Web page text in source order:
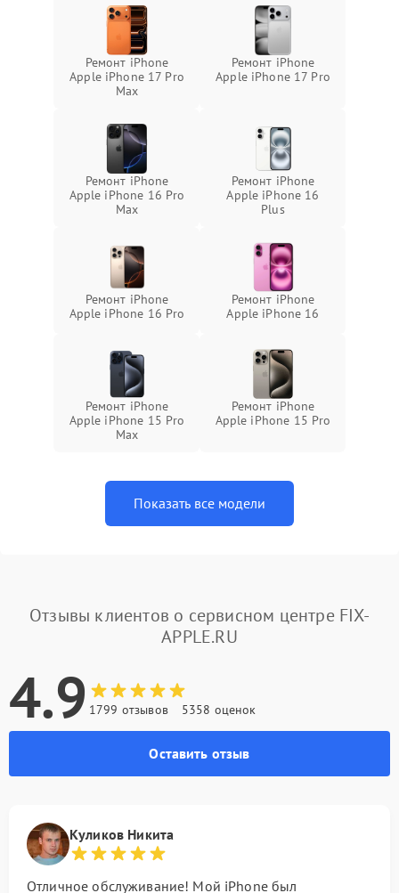
Ремонт iPhone
Apple iPhone 17 Pro
Max
Ремонт iPhone
Apple iPhone 17 Pro
Ремонт iPhone
Apple iPhone 16 Pro
Max
Ремонт iPhone
Apple iPhone 16
Plus
Ремонт iPhone
Apple iPhone 16 Pro
Ремонт iPhone
Apple iPhone 16
Ремонт iPhone
Apple iPhone 15 Pro
Max
Ремонт iPhone
Apple iPhone 15 Pro
Показать все модели
Отзывы клиентов о сервисном центре FIX-
APPLE.RU
4.9 1799 отзывов 5358 оценок
Оставить отзыв
Куликов Никита
Отличное обслуживание! Мой iPhone был